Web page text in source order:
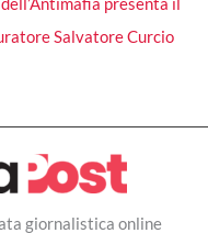
Salvatore Curcio
giornalistica online